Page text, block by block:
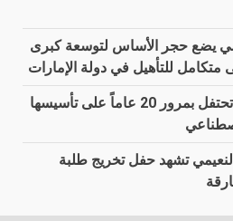
يضع حجر الأساس لتوسعة كبرى
للتأهيل في دولة الإمارات
حضانة أوركارد البريطانية تحتفل بمرور 20 عاماً على تأسيسها
تشهد حفل تخريج طلبة